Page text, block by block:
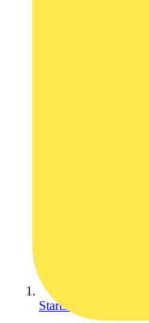
Startseite